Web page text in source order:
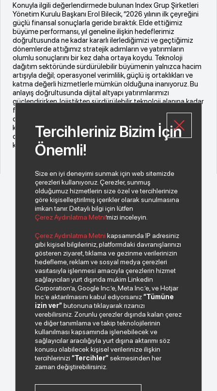
Konuyla ilgili değerlendirmede bulunan Index Grup Şirketleri
Yönetim Kurulu Başkanı Erol Bilecik, “2026 yılının ilk çeyreğini
güçlü finansal sonuçlarla geride bıraktık. Elde ettiğimiz
büyüme performansı, yıl geneline ilişkin hedeflerimiz
doğrultusunda ne kadar kararlı ilerlediğimizi ve geçtiğimiz
dönemlerde attığımız stratejik adımların ve yatırımların
olumlu sonuçlarını bir kez daha ortaya koydu. Teknoloji
dağıtım sektöründe sürdürülebilir büyümenin yalnızca hacim
artışıyla değil; operasyonel verimlilik, güçlü iş ortaklıkları ve
katma değerli hizmetlerle mümkün olduğuna inanıyoruz. Bu
anlayış doğrultusunda dijital altyapı yatırımlarımızı
güçlendirirken, lojistikten sürdürülebilir teknoloji alanına kadar
farklı alanlarda attığımız stratejik adımlarla hedeflerimiz
doğrultusunda kararlılıkla ilerlemeyi sürdürüyoruz. Yılın geri
kalanında da aynı inanç ve disiplinle hareket ederek,
operasyonel etkinliğimizi artırmayı ve sektördeki lider
konumumuzu daha da güçlendirmeyi hedefliyoruz” dedi.
Bizden haberiniz olsun.
Paylaştığım kişisel verilerimin işlenmesi hususunda
“Kişisel Verilerin Korunması Politikası”okudum ve
anladım.
"Ticari Elektronik İleti Onay Metni"
Tercihleriniz Bizim İçin
Önemli!
Size en iyi deneyimi sunmak için web sitemizde
çerezleri kullanıyoruz. Çerezler, sunmuş
olduğumuz hizmetlerin size özel ve tercihlerinize
göre kişiselleştirilmiş içerikler olarak sunulmasına
imkan tanır. Detaylı bilgi için lütfen
Çerez Aydınlatma Metni’mizi inceleyin.
Çerez Aydınlatma Metni kapsamında IP adresiniz
gibi kişisel bilgileriniz, platformdaki davranışlarınızı
gösteren ziyaret, tıklama ve gezinme verilerinizin
hedefleme, reklam ve sosyal medya çerezleri
vasıtasıyla işlenmesi amacıyla çerezlerin hizmet
sağlayıcıları yurt dışında mukim Linkedin
Corporation’a, Google Inc.’e, Meta Inc.’e, ve Hotjar
Inc.’e aktarılmasını kabul ediyorsanız“Tümüne
izin ver”butonuna tıklayarak rızanızı
verebilirsiniz. Zorunlu çerezler dışında kalan çerez
ve diğer tanımlama ve takip teknolojilerinin
kullanılması kapsamında işlenebilecek ve
sağlayıcılar aracılığıyla yurt dışına aktarımı söz
konusu olabilecek kişisel verilerinize ilişkin
tercihlerinizi“Tercihler”sekmesinden her
zaman değiştirebilirsiniz.